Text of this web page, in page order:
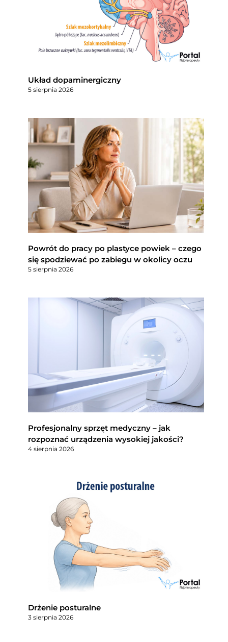
Układ dopaminergiczny
5 sierpnia 2026
Powrót do pracy po plastyce powiek – czego
się spodziewać po zabiegu w okolicy oczu
5 sierpnia 2026
Profesjonalny sprzęt medyczny – jak
rozpoznać urządzenia wysokiej jakości?
4 sierpnia 2026
Drżenie posturalne
3 sierpnia 2026